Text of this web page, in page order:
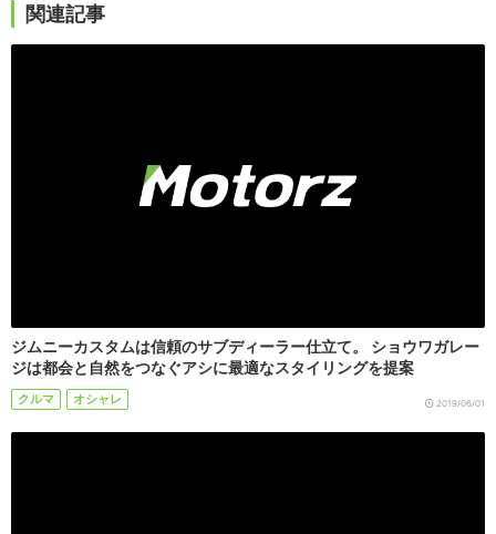
関連記事
ジムニーカスタムは信頼のサブディーラー仕立て。 ショウワガレー
ジは都会と自然をつなぐアシに最適なスタイリングを提案
クルマ オシャレ 2019/06/01